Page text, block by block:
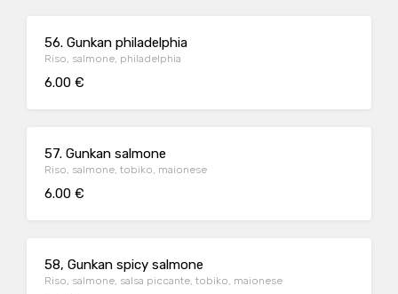
56. Gunkan philadelphia
Riso, salmone, philadelphia
6.00 €
57. Gunkan salmone
Riso, salmone, tobiko, maionese
6.00 €
58, Gunkan spicy salmone
Riso, salmone, salsa piccante, tobiko, maionese